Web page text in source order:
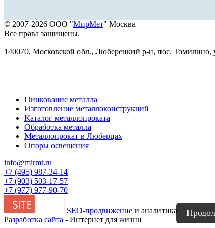
© 2007-2026 ООО "МирМет" Москва
Все права защищены.
140070, Московской обл., Люберецкий р-н, пос. Томилино,
Цинкование металла
Изготовление металлоконструкций
Каталог металлопроката
Обработка металла
Металлопрокат в Люберцах
Опоры освещения
info@mirmt.ru
+7 (495) 987-34-14
+7 (903) 503-17-57
+7 (977) 977-90-70
SEO-продвижение и аналитика
Разработка сайта - Интернет для жизни